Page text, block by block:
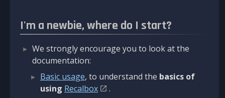
I'm a newbie, where do I start?
We strongly encourage you to look at the
documentation:
Basic usage, to understand the basics of
using Recalbox
.